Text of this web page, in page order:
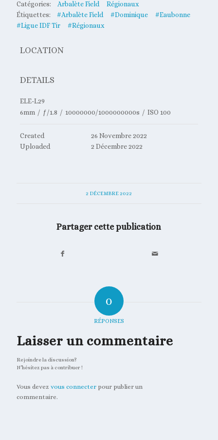
Catégories:
Arbalète Field
Régionaux
Étiquettes:
#Arbalète Field #Dominique
#Eaubonne
#Ligue IDF Tir
#Régionaux
LOCATION
DETAILS
ELE-L29
6mm / ƒ/1.8 / 10000000/1000000000s / ISO 100
Created
26 Novembre 2022
Uploaded
2 Décembre 2022
2 DÉCEMBRE 2022
Partager cette publication
0
RÉPONSES
Laisser un commentaire
Rejoindre la discussion?
N’hésitez pas à contribuer !
Vous devez vous connecterpour publier un
commentaire.